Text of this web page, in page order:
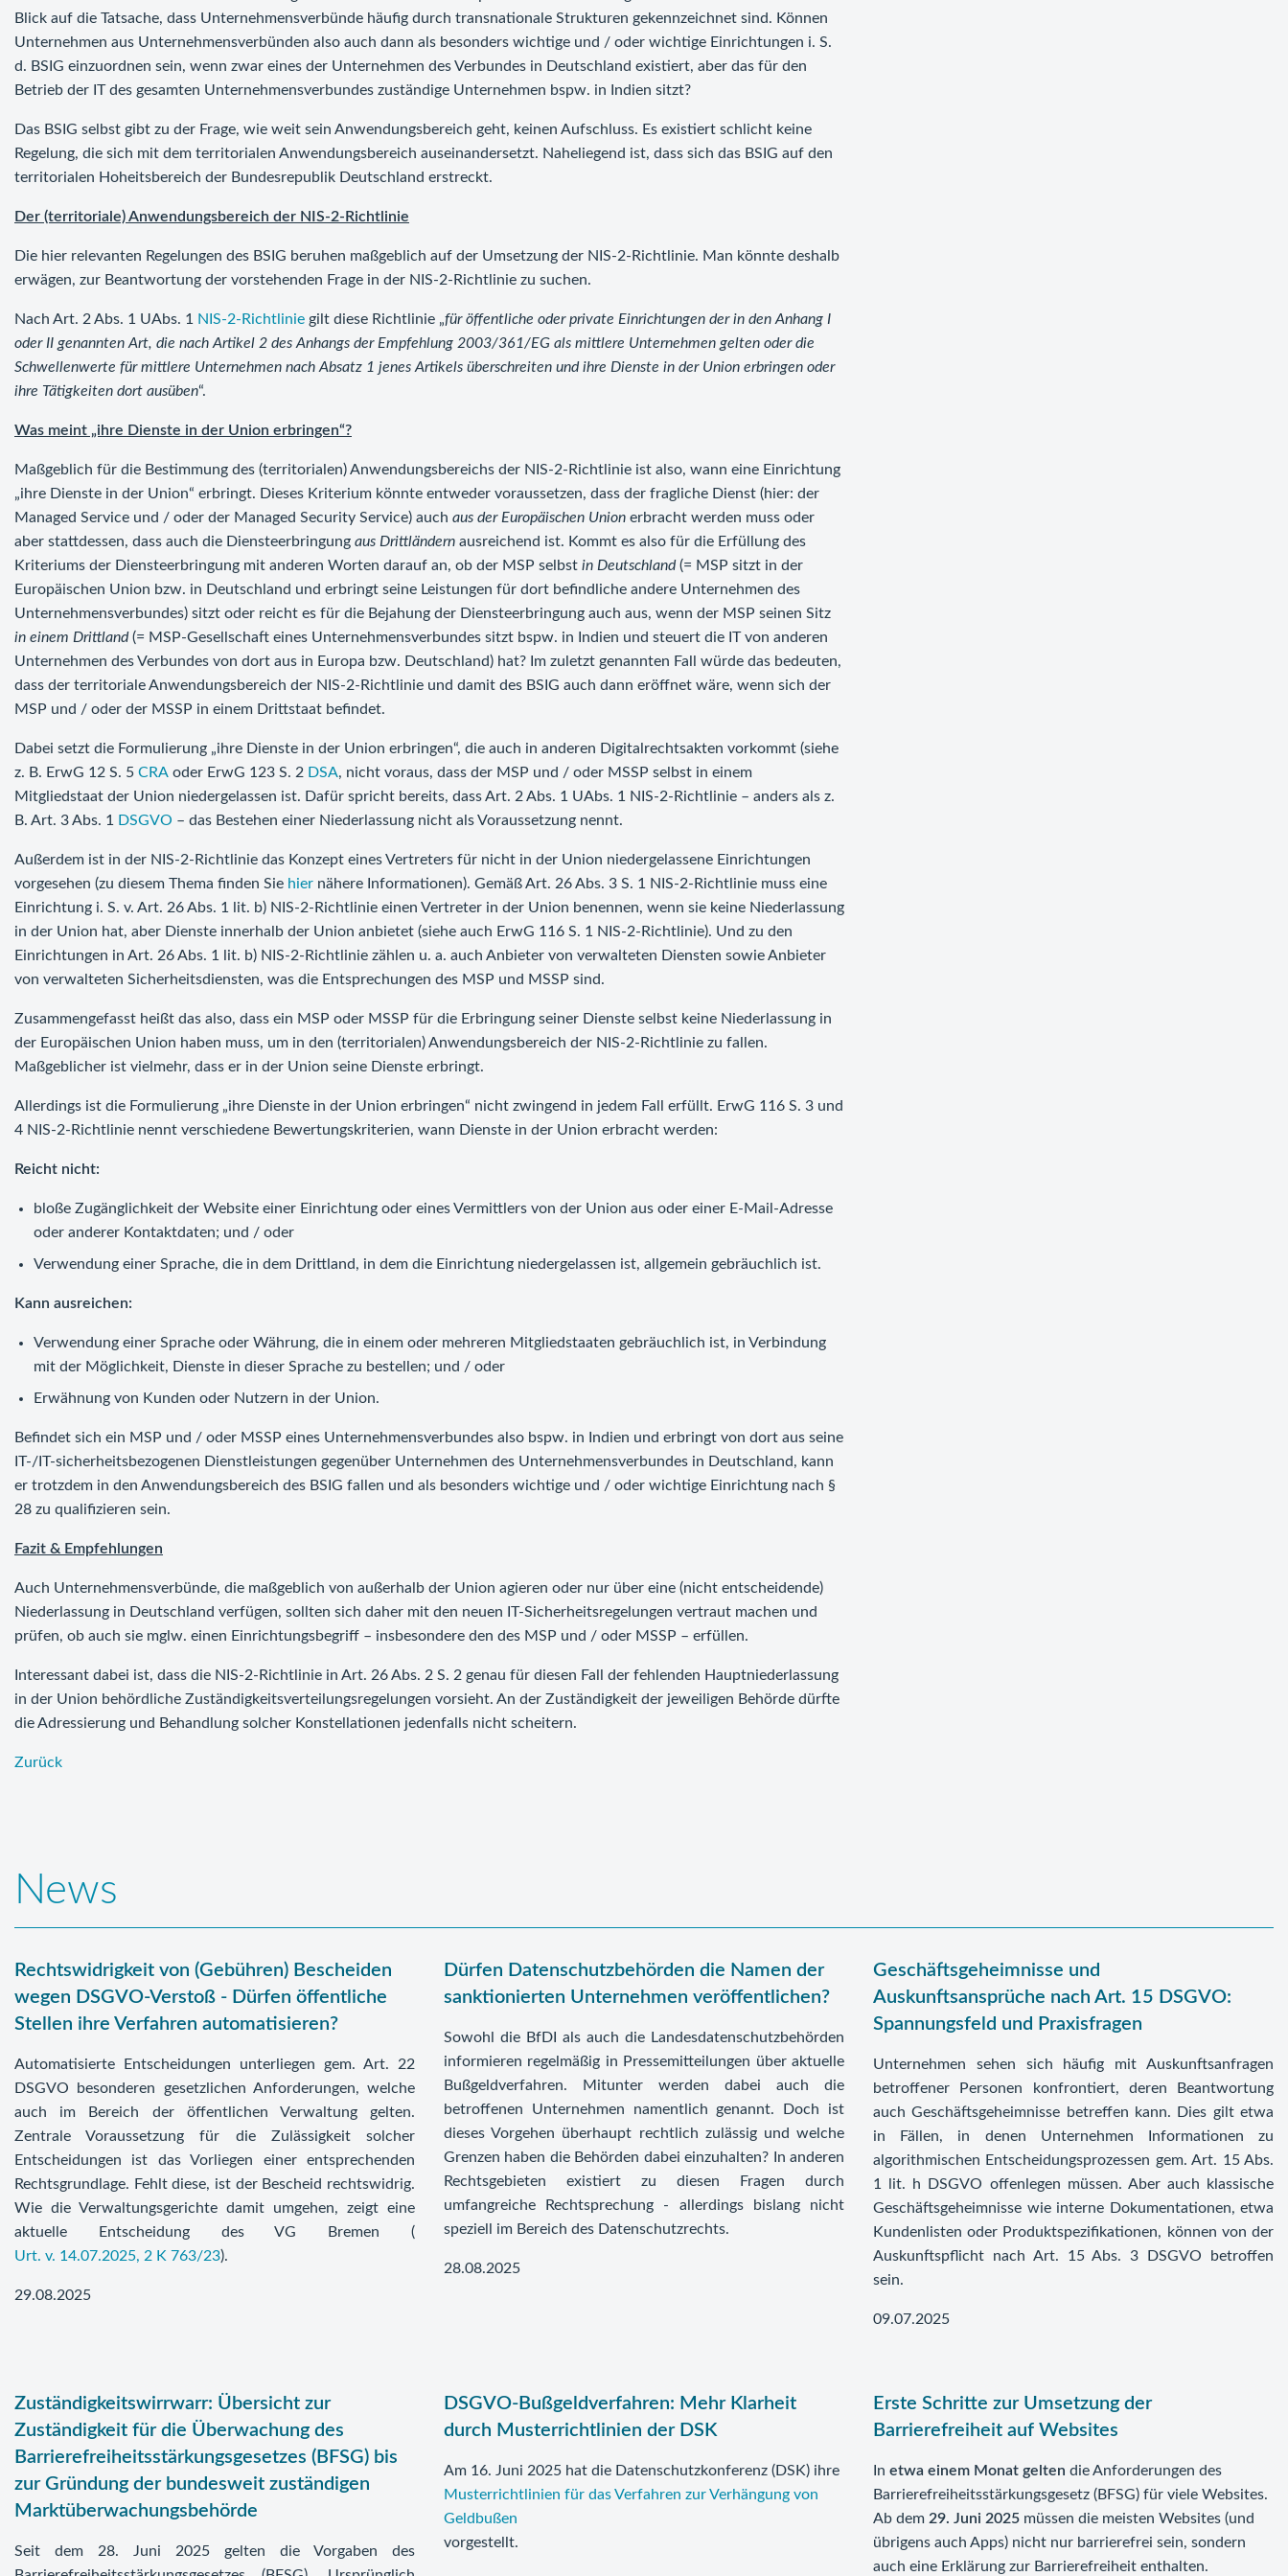
Blick auf die Tatsache, dass Unternehmensverbünde häufig durch transnationale Strukturen gekennzeichnet sind. Können
Unternehmen aus Unternehmensverbünden also auch dann als besonders wichtige und / oder wichtige Einrichtungen i. S.
d. BSIG einzuordnen sein, wenn zwar eines der Unternehmen des Verbundes in Deutschland existiert, aber das für den
Betrieb der IT des gesamten Unternehmensverbundes zuständige Unternehmen bspw. in Indien sitzt?
Das BSIG selbst gibt zu der Frage, wie weit sein Anwendungsbereich geht, keinen Aufschluss. Es existiert schlicht keine
Regelung, die sich mit dem territorialen Anwendungsbereich auseinandersetzt. Naheliegend ist, dass sich das BSIG auf den
territorialen Hoheitsbereich der Bundesrepublik Deutschland erstreckt.
Der (territoriale) Anwendungsbereich der NIS-2-Richtlinie
Die hier relevanten Regelungen des BSIG beruhen maßgeblich auf der Umsetzung der NIS-2-Richtlinie. Man könnte deshalb
erwägen, zur Beantwortung der vorstehenden Frage in der NIS-2-Richtlinie zu suchen.
Nach Art. 2 Abs. 1 UAbs. 1 NIS-2-Richtlinie gilt diese Richtlinie „für öffentliche oder private Einrichtungen der in den Anhang I
oder II genannten Art, die nach Artikel 2 des Anhangs der Empfehlung 2003/361/EG als mittlere Unternehmen gelten oder die
Schwellenwerte für mittlere Unternehmen nach Absatz 1 jenes Artikels überschreiten und ihre Dienste in der Union erbringen oder
ihre Tätigkeiten dort ausüben“.
Was meint „ihre Dienste in der Union erbringen“?
Maßgeblich für die Bestimmung des (territorialen) Anwendungsbereichs der NIS-2-Richtlinie ist also, wann eine Einrichtung
„ihre Dienste in der Union“ erbringt. Dieses Kriterium könnte entweder voraussetzen, dass der fragliche Dienst (hier: der
Managed Service und / oder der Managed Security Service) auch aus der Europäischen Union erbracht werden muss oder
aber stattdessen, dass auch die Diensteerbringung aus Drittländern ausreichend ist. Kommt es also für die Erfüllung des
Kriteriums der Diensteerbringung mit anderen Worten darauf an, ob der MSP selbst in Deutschland(= MSP sitzt in der
Europäischen Union bzw. in Deutschland und erbringt seine Leistungen für dort befindliche andere Unternehmen des
Unternehmensverbundes) sitzt oder reicht es für die Bejahung der Diensteerbringung auch aus, wenn der MSP seinen Sitz
in einem Drittland(= MSP-Gesellschaft eines Unternehmensverbundes sitzt bspw. in Indien und steuert die IT von anderen
Unternehmen des Verbundes von dort aus in Europa bzw. Deutschland) hat? Im zuletzt genannten Fall würde das bedeuten,
dass der territoriale Anwendungsbereich der NIS-2-Richtlinie und damit des BSIG auch dann eröffnet wäre, wenn sich der
MSP und / oder der MSSP in einem Drittstaat befindet.
Dabei setzt die Formulierung „ihre Dienste in der Union erbringen“, die auch in anderen Digitalrechtsakten vorkommt (siehe
z. B. ErwG 12 S. 5 CRA oder ErwG 123 S. 2 DSA, nicht voraus, dass der MSP und / oder MSSP selbst in einem
Mitgliedstaat der Union niedergelassen ist. Dafür spricht bereits, dass Art. 2 Abs. 1 UAbs. 1 NIS-2-Richtlinie – anders als z.
B. Art. 3 Abs. 1
DSGVO – das Bestehen einer Niederlassung nicht als Voraussetzung nennt.
Außerdem ist in der NIS-2-Richtlinie das Konzept eines Vertreters für nicht in der Union niedergelassene Einrichtungen
vorgesehen (zu diesem Thema finden Sie hier nähere Informationen). Gemäß Art. 26 Abs. 3 S. 1 NIS-2-Richtlinie muss eine
Einrichtung i. S. v. Art. 26 Abs. 1 lit. b) NIS-2-Richtlinie einen Vertreter in der Union benennen, wenn sie keine Niederlassung
in der Union hat, aber Dienste innerhalb der Union anbietet (siehe auch ErwG 116 S. 1 NIS-2-Richtlinie). Und zu den
Einrichtungen in Art. 26 Abs. 1 lit. b) NIS-2-Richtlinie zählen u. a. auch Anbieter von verwalteten Diensten sowie Anbieter
von verwalteten Sicherheitsdiensten, was die Entsprechungen des MSP und MSSP sind.
Zusammengefasst heißt das also, dass ein MSP oder MSSP für die Erbringung seiner Dienste selbst keine Niederlassung in
der Europäischen Union haben muss, um in den (territorialen) Anwendungsbereich der NIS-2-Richtlinie zu fallen.
Maßgeblicher ist vielmehr, dass er in der Union seine Dienste erbringt.
Allerdings ist die Formulierung „ihre Dienste in der Union erbringen“ nicht zwingend in jedem Fall erfüllt. ErwG 116 S. 3 und
4 NIS-2-Richtlinie nennt verschiedene Bewertungskriterien, wann Dienste in der Union erbracht werden:
Reicht nicht:
bloße Zugänglichkeit der Website einer Einrichtung oder eines Vermittlers von der Union aus oder einer E-Mail-Adresse
oder anderer Kontaktdaten; und / oder
Verwendung einer Sprache, die in dem Drittland, in dem die Einrichtung niedergelassen ist, allgemein gebräuchlich ist.
Kann ausreichen:
Verwendung einer Sprache oder Währung, die in einem oder mehreren Mitgliedstaaten gebräuchlich ist, in Verbindung
mit der Möglichkeit, Dienste in dieser Sprache zu bestellen; und / oder
Erwähnung von Kunden oder Nutzern in der Union.
Befindet sich ein MSP und / oder MSSP eines Unternehmensverbundes also bspw. in Indien und erbringt von dort aus seine
IT-/IT-sicherheitsbezogenen Dienstleistungen gegenüber Unternehmen des Unternehmensverbundes in Deutschland, kann
er trotzdem in den Anwendungsbereich des BSIG fallen und als besonders wichtige und / oder wichtige Einrichtung nach §
28 zu qualifizieren sein.
Fazit & Empfehlungen
Auch Unternehmensverbünde, die maßgeblich von außerhalb der Union agieren oder nur über eine (nicht entscheidende)
Niederlassung in Deutschland verfügen, sollten sich daher mit den neuen IT-Sicherheitsregelungen vertraut machen und
prüfen, ob auch sie mglw. einen Einrichtungsbegriff – insbesondere den des MSP und / oder MSSP – erfüllen.
Interessant dabei ist, dass die NIS-2-Richtlinie in Art. 26 Abs. 2 S. 2 genau für diesen Fall der fehlenden Hauptniederlassung
in der Union behördliche Zuständigkeitsverteilungsregelungen vorsieht. An der Zuständigkeit der jeweiligen Behörde dürfte
die Adressierung und Behandlung solcher Konstellationen jedenfalls nicht scheitern.
Zurück
News
Rechtswidrigkeit von (Gebühren) Bescheiden
wegen DSGVO-Verstoß - Dürfen öffentliche
Stellen ihre Verfahren automatisieren?
Automatisierte Entscheidungen unterliegen gem. Art. 22
DSGVO besonderen gesetzlichen Anforderungen, welche
auch im Bereich der öffentlichen Verwaltung gelten.
Zentrale Voraussetzung für die Zulässigkeit solcher
Entscheidungen ist das Vorliegen einer entsprechenden
Rechtsgrundlage. Fehlt diese, ist der Bescheid rechtswidrig.
Wie die Verwaltungsgerichte damit umgehen, zeigt eine
aktuelle Entscheidung des VG Bremen (
Urt. v. 14.07.2025, 2 K 763/23).
29.08.2025
Dürfen Datenschutzbehörden die Namen der
sanktionierten Unternehmen veröffentlichen?
Sowohl die BfDI als auch die Landesdatenschutzbehörden
informieren regelmäßig in Pressemitteilungen über aktuelle
Bußgeldverfahren. Mitunter werden dabei auch die
betroffenen Unternehmen namentlich genannt. Doch ist
dieses Vorgehen überhaupt rechtlich zulässig und welche
Grenzen haben die Behörden dabei einzuhalten? In anderen
Rechtsgebieten existiert zu diesen Fragen durch
umfangreiche Rechtsprechung - allerdings bislang nicht
speziell im Bereich des Datenschutzrechts.
28.08.2025
Geschäftsgeheimnisse und
Auskunftsansprüche nach Art. 15 DSGVO:
Spannungsfeld und Praxisfragen
Unternehmen sehen sich häufig mit Auskunftsanfragen
betroffener Personen konfrontiert, deren Beantwortung
auch Geschäftsgeheimnisse betreffen kann. Dies gilt etwa
in Fällen, in denen Unternehmen Informationen zu
algorithmischen Entscheidungsprozessen gem. Art. 15 Abs.
1 lit. h DSGVO offenlegen müssen. Aber auch klassische
Geschäftsgeheimnisse wie interne Dokumentationen, etwa
Kundenlisten oder Produktspezifikationen, können von der
Auskunftspflicht nach Art. 15 Abs. 3 DSGVO betroffen
sein.
09.07.2025
Zuständigkeitswirrwarr: Übersicht zur
Zuständigkeit für die Überwachung des
Barrierefreiheitsstärkungsgesetzes (BFSG) bis
zur Gründung der bundesweit zuständigen
Marktüberwachungsbehörde
Seit dem 28. Juni 2025 gelten die Vorgaben des
DSGVO-Bußgeldverfahren: Mehr Klarheit
durch Musterrichtlinien der DSK
Am 16. Juni 2025 hat die Datenschutzkonferenz (DSK) ihre
Musterrichtlinien für das Verfahren zur Verhängung von
Geldbußen
vorgestellt.
Erste Schritte zur Umsetzung der
Barrierefreiheit auf Websites
In etwa einem Monat gelten die Anforderungen des
Barrierefreiheitsstärkungsgesetz (BFSG) für viele Websites.
Ab dem 29. Juni 2025 müssen die meisten Websites (und
übrigens auch Apps) nicht nur barrierefrei sein, sondern
auch eine Erklärung zur Barrierefreiheit enthalten.